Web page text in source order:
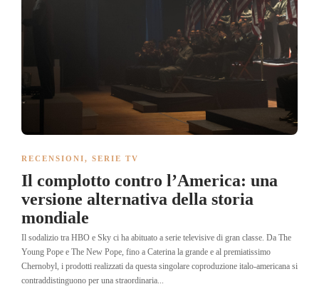
RECENSIONI, SERIE TV
Il complotto contro l’America: una
versione alternativa della storia
mondiale
Il sodalizio tra HBO e Sky ci ha abituato a serie televisive di gran classe. Da The
Young Pope e The New Pope, fino a Caterina la grande e al premiatissimo
Chernobyl, i prodotti realizzati da questa singolare coproduzione italo-americana si
contraddistinguono per una straordinaria...